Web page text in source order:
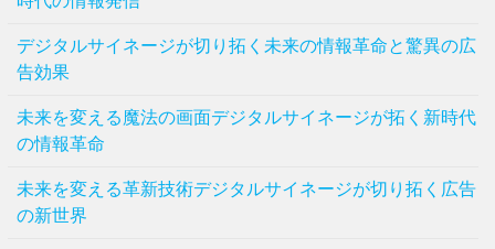
デジタルサイネージが切り拓く未来の情報革命と驚異の広
告効果
未来を変える魔法の画面デジタルサイネージが拓く新時代
の情報革命
未来を変える革新技術デジタルサイネージが切り拓く広告
の新世界